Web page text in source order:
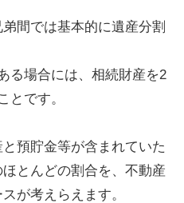
間では基本的に遺産分割
る場合には、相続財産を2
とです。
預貯金等が含まれていた
とんどの割合を、不動産
が考えらえます。